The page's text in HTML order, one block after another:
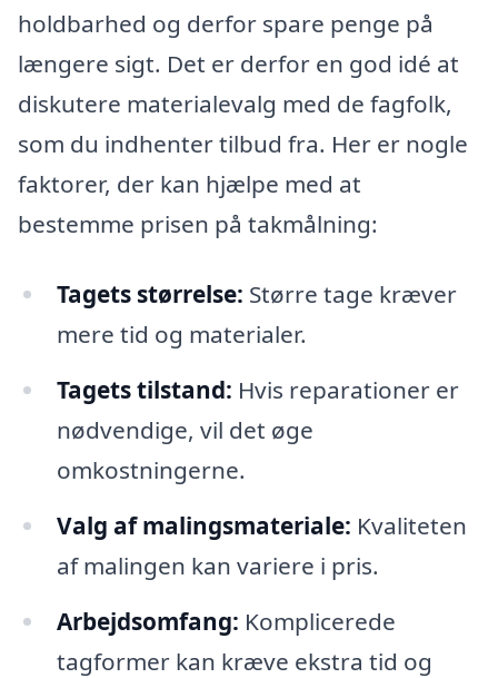
holdbarhed og derfor spare penge på
længere sigt. Det er derfor en god idé at
diskutere materialevalg med de fagfolk,
som du indhenter tilbud fra. Her er nogle
faktorer, der kan hjælpe med at
bestemme prisen på takmålning:
Tagets størrelse: Større tage kræver
mere tid og materialer.
Tagets tilstand: Hvis reparationer er
nødvendige, vil det øge
omkostningerne.
Valg af malingsmateriale: Kvaliteten
af malingen kan variere i pris.
Arbejdsomfang: Komplicerede
tagformer kan kræve ekstra tid og